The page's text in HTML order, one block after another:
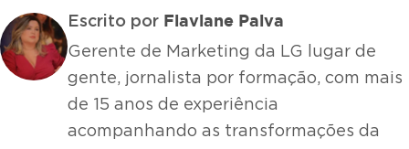
Escrito por Flaviane Paiva
Gerente de Marketing da LG lugar de
gente, jornalista por formação, com mais
de 15 anos de experiência
acompanhando as transformações da